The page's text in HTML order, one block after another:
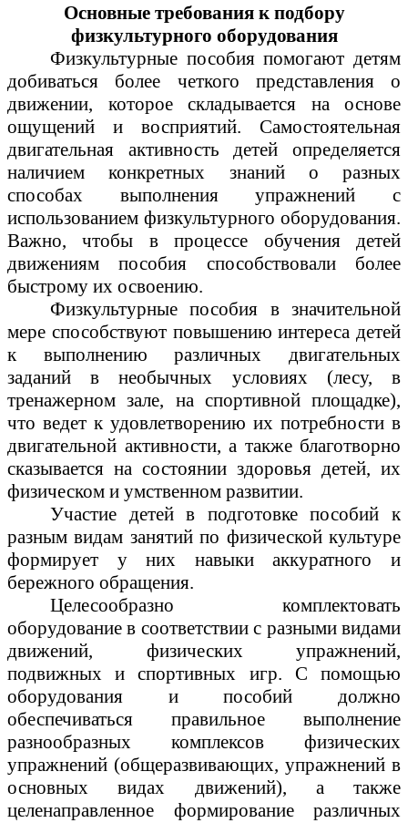
Основные требования к подбору
физкультурного оборудования
Физкультурные пособия помогают детям
добиваться более четкого представления о
движении, которое складывается на основе
ощущений и восприятий. Самостоятельная
двигательная активность детей определяется
наличием конкретных знаний о разных
способах выполнения упражнений с
использованием физкультурного оборудования.
Важно, чтобы в процессе обучения детей
движениям пособия способствовали более
быстрому их освоению.
Физкультурные пособия в значительной
мере способствуют повышению интереса детей
к выполнению различных двигательных
заданий в необычных условиях (лесу, в
тренажерном зале, на спортивной площадке),
что ведет к удовлетворению их потребности в
двигательной активности, а также благотворно
сказывается на состоянии здоровья детей, их
физическом и умственном развитии.
Участие детей в подготовке пособий к
разным видам занятий по физической культуре
формирует у них навыки аккуратного и
бережного обращения.
Целесообразно комплектовать
оборудование в соответствии с разными видами
движений, физических упражнений,
подвижных и спортивных игр. С помощью
оборудования и пособий должно
обеспечиваться правильное выполнение
разнообразных комплексов физических
упражнений (общеразвивающих, упражнений в
основных видах движений), а также
целенаправленное формирование различных